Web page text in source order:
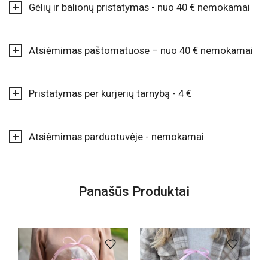
Gėlių ir balionų pristatymas - nuo 40 € nemokamai
Atsiėmimas paštomatuose – nuo 40 € nemokamai
Pristatymas per kurjerių tarnybą - 4 €
Atsiėmimas parduotuvėje - nemokamai
Panašūs Produktai